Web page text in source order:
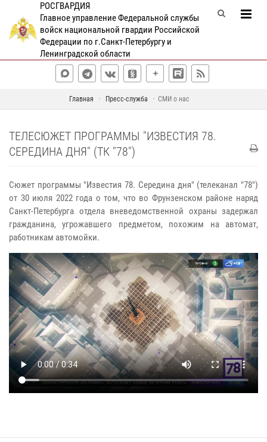
РОСГВАРДИЯ
Главное управление Федеральной службы
войск национальной гвардии Российской
Федерации по г.Санкт-Петербургу и
Ленинградской области
Главная Пресс-служба СМИ о нас
ТЕЛЕСЮЖЕТ ПРОГРАММЫ "ИЗВЕСТИЯ 78.
СЕРЕДИНА ДНЯ" (ТК "78")
Сюжет программы "Известия 78. Середина дня" (телеканал "78")
от 30 июля 2022 года о том, что во Фрунзенском районе наряд
Санкт-Петербурга отдела вневедомственной охраны задержал
гражданина, угрожавшего предметом, похожим на автомат,
работникам автомойки.